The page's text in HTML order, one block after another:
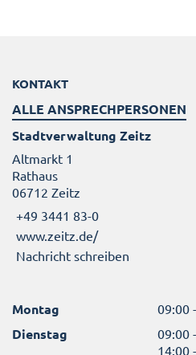
KONTAKT
ALLE ANSPRECHPERSONEN
Stadtverwaltung Zeitz
Altmarkt 1
Rathaus
06712 Zeitz
+49 3441 83-0
www.zeitz.de/
Nachricht schreiben
Montag 09:00
Dienstag
09:00
14:00